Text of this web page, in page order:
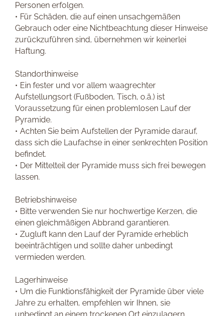
Personen erfolgen.
• Für Schäden, die auf einen unsachgemäßen
Gebrauch oder eine Nichtbeachtung dieser Hinweise
zurückzuführen sind, übernehmen wir keinerlei
Haftung.
Standorthinweise
• Ein fester und vor allem waagrechter
Aufstellungsort (Fußboden, Tisch, o.ä.) ist
Voraussetzung für einen problemlosen Lauf der
Pyramide.
• Achten Sie beim Aufstellen der Pyramide darauf,
dass sich die Laufachse in einer senkrechten Position
befindet.
• Der Mittelteil der Pyramide muss sich frei bewegen
lassen.
Betriebshinweise
• Bitte verwenden Sie nur hochwertige Kerzen, die
einen gleichmäßigen Abbrand garantieren.
• Zugluft kann den Lauf der Pyramide erheblich
beeinträchtigen und sollte daher unbedingt
vermieden werden.
Lagerhinweise
• Um die Funktionsfähigkeit der Pyramide über viele
Jahre zu erhalten, empfehlen wir Ihnen, sie